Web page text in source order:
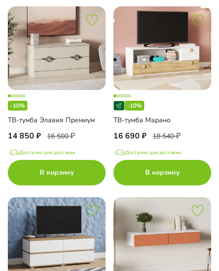
-10%
ТВ-тумба Элавия Премиум
14 850 16 500
Доступно для доставки
В корзину
-10%
ТВ-тумба Марано
16 690 18 540
Доступно для доставки
В корзину